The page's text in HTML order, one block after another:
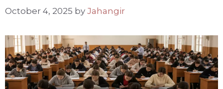
October 4, 2025 by Jahangir